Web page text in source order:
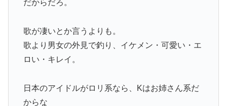
だからだろ。
歌が凄いとか言うよりも。
歌より男女の外見で釣り、イケメン・可愛い・エ
ロい・キレイ。
日本のアイドルがロリ系なら、Kはお姉さん系だ
からな